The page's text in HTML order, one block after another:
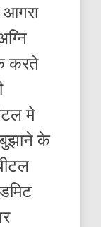
आगरा
करते
मे
के